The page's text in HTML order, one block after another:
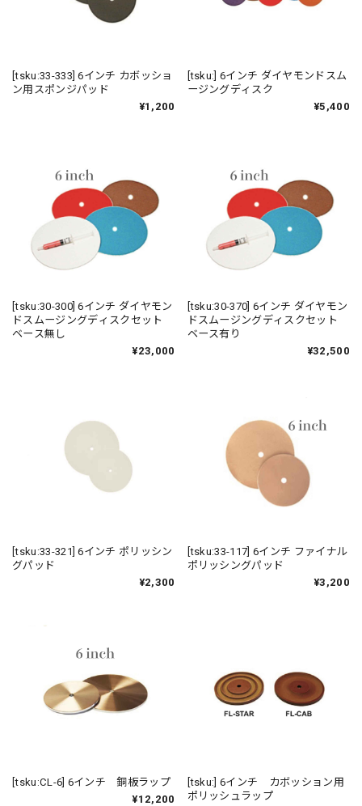
[tsku:33-333] 6インチ カボッショ
ン用スポンジパッド
¥1,200
[tsku:] 6インチ ダイヤモンドスム
ージングディスク
¥5,400
[tsku:30-300] 6インチ ダイヤモン
ドスムージングディスクセット
ベース無し
¥23,000
[tsku:30-370] 6インチ ダイヤモン
ドスムージングディスクセット
ベース有り
¥32,500
[tsku:33-321] 6インチ ポリッシン
グパッド
¥2,300
[tsku:33-117] 6インチ ファイナル
ポリッシングパッド
¥3,200
[tsku:CL-6] 6インチ 銅板ラップ
¥12,200
[tsku:] 6インチ カボッション用
ポリッシュラップ